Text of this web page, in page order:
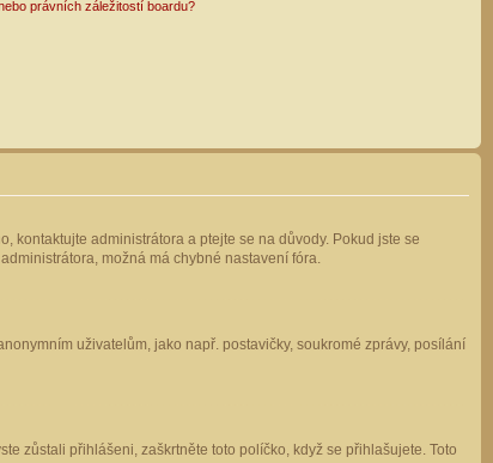
právních záležitostí boardu?
kontaktujte administrátora a ptejte se na důvody. Pokud jste se
možná má chybné nastavení fóra.
uživatelům, jako např. postavičky, soukromé zprávy, posílání
zůstali přihlášeni, zaškrtněte toto políčko, když se přihlašujete. Toto